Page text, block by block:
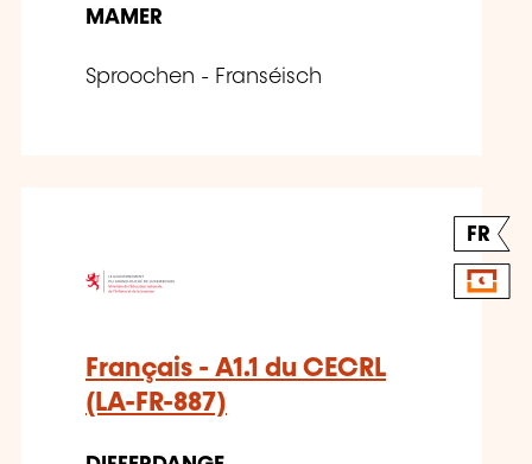
MAMER
Sproochen - Franséisch
FR
Français - A1.1 du CECRL
(LA-FR-887)